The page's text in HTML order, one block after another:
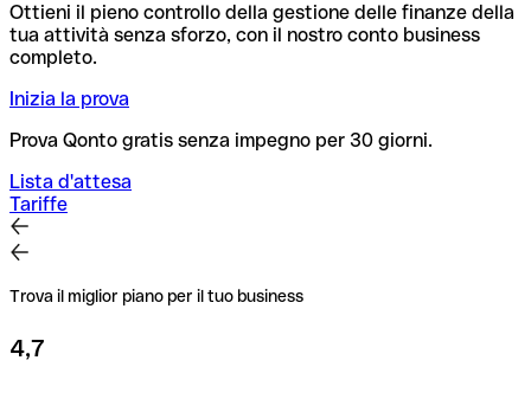
Ottieni il pieno controllo della gestione delle finanze della
tua attività senza sforzo, con il nostro conto business
completo.
Inizia la prova
Prova Qonto gratis senza impegno per 30 giorni.
Lista d'attesa
Tariffe
Trova il miglior piano per il tuo business
4,7